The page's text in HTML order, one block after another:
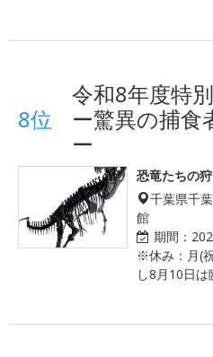
8位
令和8年度特
ー驚異の捕食
ー
恐竜たちの
千葉県千
館
期間：
※休み：月(
し8月10日は